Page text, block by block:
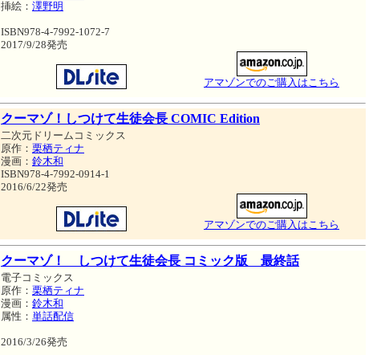
挿絵： 澤野明
ISBN978-4-7992-1072-7
2017/9/28発売
アマゾンでのご購入はこちら
クーマゾ！しつけて生徒会長 COMIC Edition
二次元ドリームコミックス
原作： 栗栖ティナ
漫画： 鈴木和
ISBN978-4-7992-0914-1
2016/6/22発売
アマゾンでのご購入はこちら
クーマゾ！ しつけて生徒会長 コミック版 最終話
電子コミックス
原作： 栗栖ティナ
漫画： 鈴木和
属性： 単話配信
2016/3/26発売